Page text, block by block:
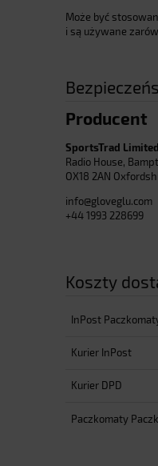
Może być
i są używane
Producent
SportsTrad Limited
Radio House,
OX18 2AN
info@gloveglu.com
+44 1993 228699
Koszty
InPost
Kurier InPost
Kurier DPD
Paczkomaty